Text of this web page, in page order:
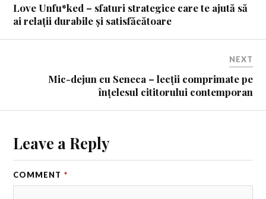
Love Unfu*ked – sfaturi strategice care te ajută să
ai relații durabile și satisfăcătoare
NEXT
Mic-dejun cu Seneca – lecții comprimate pe
înțelesul cititorului contemporan
Leave a Reply
COMMENT *